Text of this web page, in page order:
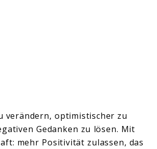
verändern, optimistischer zu
Gedanken zu lösen. Mit
mehr Positivität zulassen, das